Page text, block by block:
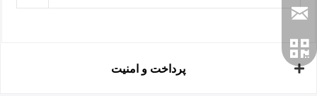
پرداخت و امنیت